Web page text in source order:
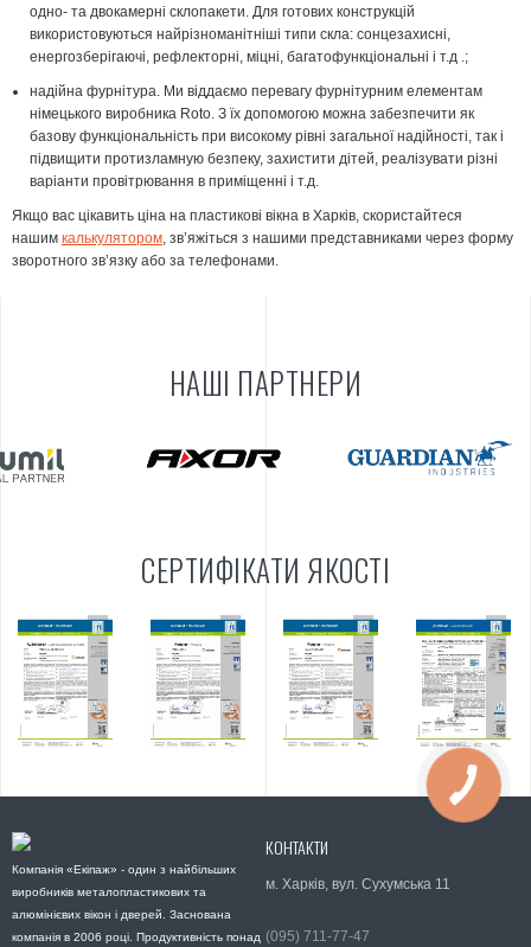
одно- та двокамерні склопакети. Для готових конструкцій
використовуються найрізноманітніші типи скла: сонцезахисні,
енергозберігаючі, рефлекторні, міцні, багатофункціональні і т.д .;
надійна фурнітура. Ми віддаємо перевагу фурнітурним елементам
німецького виробника Roto. З їх допомогою можна забезпечити як
базову функціональність при високому рівні загальної надійності, так і
підвищити протизламную безпеку, захистити дітей, реалізувати різні
варіанти провітрювання в приміщенні і т.д.
Якщо вас цікавить ціна на пластикові вікна в Харків, скористайтеся
нашим калькулятором, зв’яжіться з нашими представниками через форму
зворотного зв’язку або за телефонами.
НАШІ ПАРТНЕРИ
СЕРТИФІКАТИ ЯКОСТІ
Компанія «Екіпаж» - один з найбільших
виробників металопластикових та
алюмінієвих вікон і дверей. Заснована
компанія в 2006 році. Продуктивність понад
КОНТАКТИ
м. Харків, вул. Сухумська 11
(095) 711-77-47